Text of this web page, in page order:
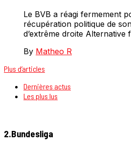
Le BVB a réagi fermement
récupération politique de
d’extrême droite Alternative
By Matheo R
Plus d’articles
Dernières actus
Les plus lus
2.Bundesliga